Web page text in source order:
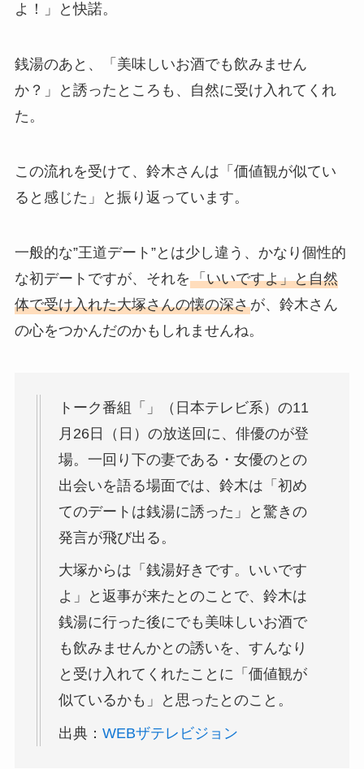
よ！」と快諾。
銭湯のあと、「美味しいお酒でも飲みません
か？」と誘ったところも、自然に受け入れてくれ
た。
この流れを受けて、鈴木さんは「価値観が似てい
ると感じた」と振り返っています。
一般的な”王道デート”とは少し違う、かなり個性的
な初デートですが、それを「いいですよ」と自然
体で受け入れた大塚さんの懐の深さが、鈴木さん
の心をつかんだのかもしれませんね。
トーク番組「」（日本テレビ系）の11
月26日（日）の放送回に、俳優のが登
場。一回り下の妻である・女優のとの
出会いを語る場面では、鈴木は「初め
てのデートは銭湯に誘った」と驚きの
発言が飛び出る。
大塚からは「銭湯好きです。いいです
よ」と返事が来たとのことで、鈴木は
銭湯に行った後にでも美味しいお酒で
も飲みませんかとの誘いを、すんなり
と受け入れてくれたことに「価値観が
似ているかも」と思ったとのこと。
出典： WEBザテレビジョン